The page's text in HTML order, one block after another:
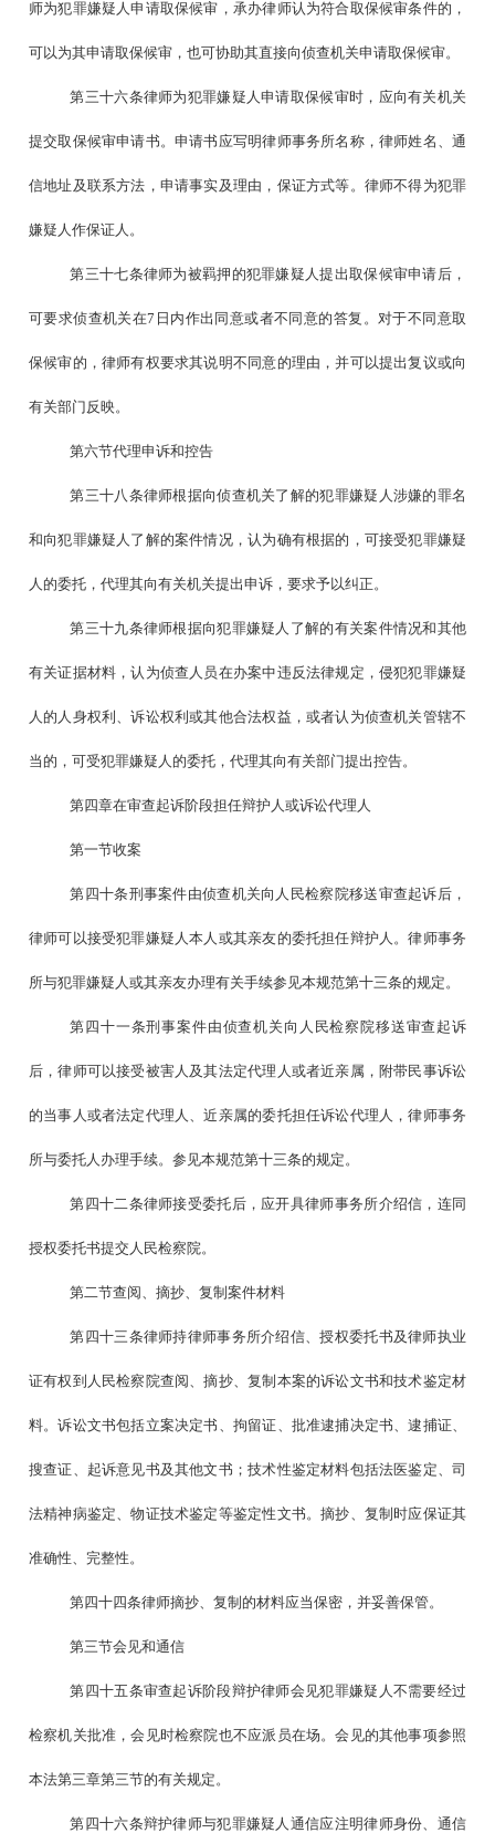
师为犯罪嫌疑人申请取保候审，承办律师认为符合取保候审条件的，
可以为其申请取保候审，也可协助其直接向侦查机关申请取保候审。
第三十六条律师为犯罪嫌疑人申请取保候审时，应向有关机关
提交取保候审申请书。申请书应写明律师事务所名称，律师姓名、通
信地址及联系方法，申请事实及理由，保证方式等。律师不得为犯罪
嫌疑人作保证人。
第三十七条律师为被羁押的犯罪嫌疑人提出取保候审申请后，
可要求侦查机关在7日内作出同意或者不同意的答复。对于不同意取
保候审的，律师有权要求其说明不同意的理由，并可以提出复议或向
有关部门反映。
第六节代理申诉和控告
第三十八条律师根据向侦查机关了解的犯罪嫌疑人涉嫌的罪名
和向犯罪嫌疑人了解的案件情况，认为确有根据的，可接受犯罪嫌疑
人的委托，代理其向有关机关提出申诉，要求予以纠正。
第三十九条律师根据向犯罪嫌疑人了解的有关案件情况和其他
有关证据材料，认为侦查人员在办案中违反法律规定，侵犯犯罪嫌疑
人的人身权利、诉讼权利或其他合法权益，或者认为侦查机关管辖不
当的，可受犯罪嫌疑人的委托，代理其向有关部门提出控告。
第四章在审查起诉阶段担任辩护人或诉讼代理人
第一节收案
第四十条刑事案件由侦查机关向人民检察院移送审查起诉后，
律师可以接受犯罪嫌疑人本人或其亲友的委托担任辩护人。律师事务
所与犯罪嫌疑人或其亲友办理有关手续参见本规范第十三条的规定。
第四十一条刑事案件由侦查机关向人民检察院移送审查起诉
后，律师可以接受被害人及其法定代理人或者近亲属，附带民事诉讼
的当事人或者法定代理人、近亲属的委托担任诉讼代理人，律师事务
所与委托人办理手续。参见本规范第十三条的规定。
第四十二条律师接受委托后，应开具律师事务所介绍信，连同
授权委托书提交人民检察院。
第二节查阅、摘抄、复制案件材料
第四十三条律师持律师事务所介绍信、授权委托书及律师执业
证有权到人民检察院查阅、摘抄、复制本案的诉讼文书和技术鉴定材
料。诉讼文书包括立案决定书、拘留证、批准逮捕决定书、逮捕证、
搜查证、起诉意见书及其他文书；技术性鉴定材料包括法医鉴定、司
法精神病鉴定、物证技术鉴定等鉴定性文书。摘抄、复制时应保证其
准确性、完整性。
第四十四条律师摘抄、复制的材料应当保密，并妥善保管。
第三节会见和通信
第四十五条审查起诉阶段辩护律师会见犯罪嫌疑人不需要经过
检察机关批准，会见时检察院也不应派员在场。会见的其他事项参照
本法第三章第三节的有关规定。
第四十六条辩护律师与犯罪嫌疑人通信应注明律师身份、通信